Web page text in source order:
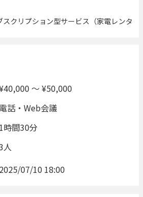
クリプション型サービス（家電レンタ
〜 ¥50,000
電話・Web会議
1時間30分
人
2025/07/10 18:00